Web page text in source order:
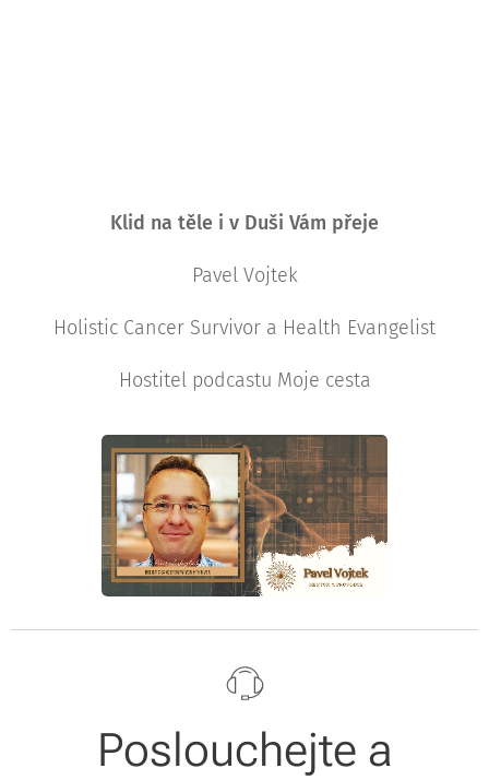
Klid na těle i v Duši Vám přeje
Pavel Vojtek
Holistic Cancer Survivor a Health Evangelist
Hostitel podcastu Moje cesta
Poslouchejte a